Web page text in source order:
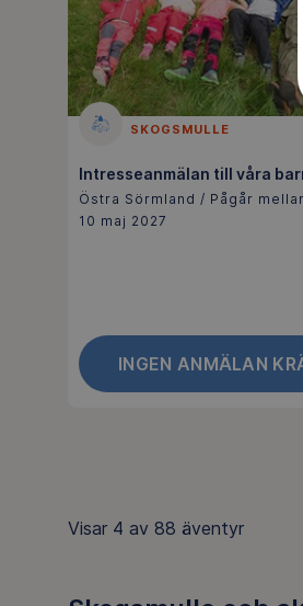
SKOGSMULLE
Intresseanmälan till våra
Östra Sörmland / Pågår
10 maj 2027
INGEN ANMÄLAN
Visar 4 av 88 äventyr